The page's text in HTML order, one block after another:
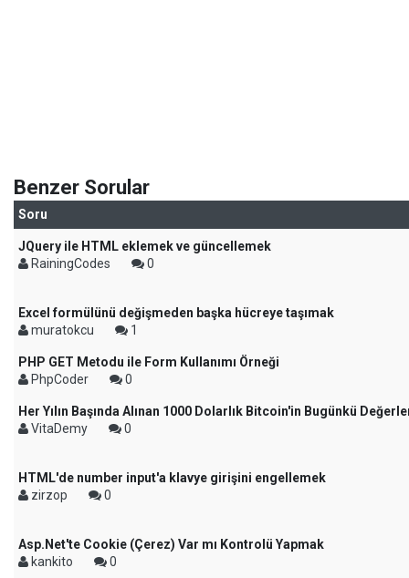
Benzer Sorular
Soru
JQuery ile HTML eklemek ve güncellemek
RainingCodes
0
Excel formülünü değişmeden başka hücreye taşımak
muratokcu
1
PHP GET Metodu ile Form Kullanımı Örneği
PhpCoder
0
Her Yılın Başında Alınan 1000 Dolarlık Bitcoin'in Bugünkü
VitaDemy
0
HTML'de number input'a klavye girişini engellemek
zirzop
0
Asp.Net'te Cookie (Çerez) Var mı Kontrolü Yapmak
kankito
0